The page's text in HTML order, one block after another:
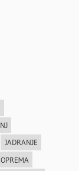
JADRANJE